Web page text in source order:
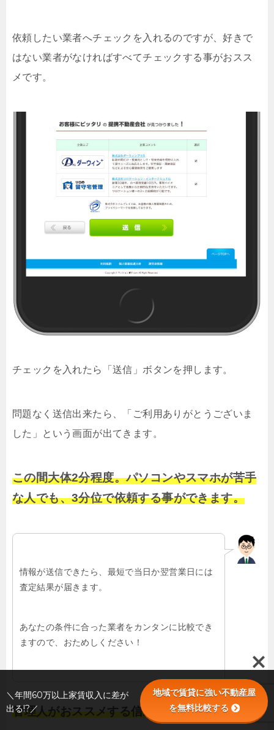
依頼したい業者へチェックを入れるのですが、好きで
はない業者がなければすべてチェックする事がおスス
メです。
チェックを入れたら「送信」ボタンを押します。
問題なく送信出来たら、「ご利用ありがとうございま
した」という画面が出てきます。
この間大体2分程度。パソコンやスマホが苦手
な人でも、3分位で依頼する事ができます。
情報が送信できたら、最短で当日か翌営業日には
査定結果が届きます。
あなたの条件に合った業者をカンタンに比較でき
ますので、おためしください！
管理人がおススメする信頼できる業者を探せる
＼年間60万以上家賃収入に差が
出る!?／
地域で賃貸に強い不動産屋
を無料比較する